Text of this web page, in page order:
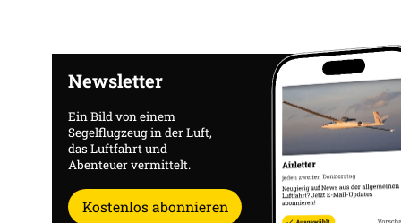
Newsletter
Ein Bild von einem
Segelflugzeug in der Luft,
das Luftfahrt und
Abenteuer vermittelt.
Kostenlos abonnieren